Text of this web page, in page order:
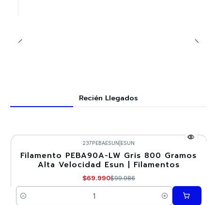
Recién Llegados
-30%
237PEBAESUN ESUN
Filamento PEBA90A-LW Gris 800 Gramos
Alta Velocidad Esun | Filamentos
$69.990$99.986
Cantidad